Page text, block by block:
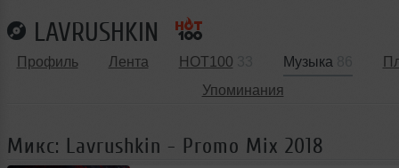
LAVRUSHKIN
Профиль Лента HOT100 Музыка
Упоминания
Микс: Lavrushkin - Promo Mix 2018